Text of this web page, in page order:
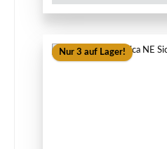
Nur 3 auf Lager!